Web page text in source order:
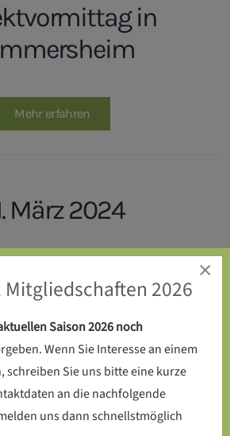
in
Mehr erfahren
März 2024
Kompost-Toilette
SoLaWi-Acker
errichtet
Mehr erfahren
×
2026
Saison 2026 noch
Wenn Sie Interesse an einem
schreiben Sie uns bitte eine kurze
an die nachfolgende
uns dann schnellstmöglich